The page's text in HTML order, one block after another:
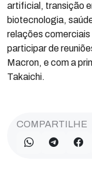
artificial, transição
biotecnologia,
relações
participar de
Macron, e com a
Takaichi.
COMPARTILHE